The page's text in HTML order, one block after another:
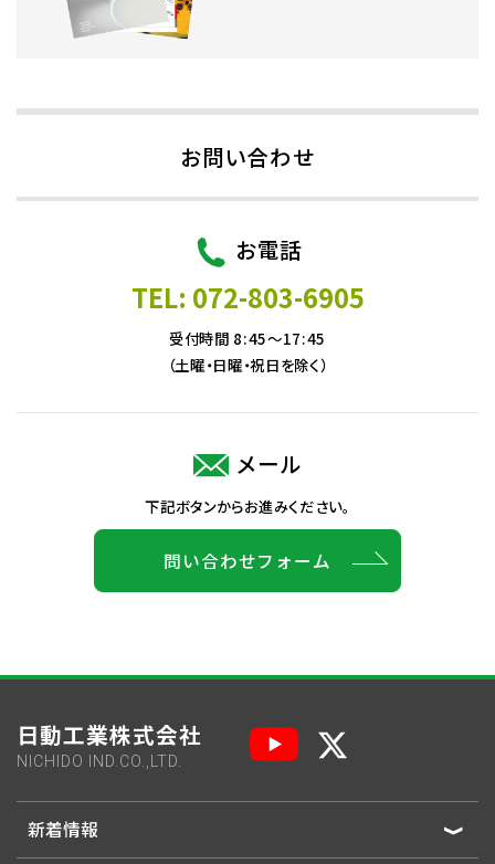
お問い合わせ
お電話
TEL: 072-803-6905
受付時間 8:45～17:45
（土曜・日曜・祝日を除く）
メール
下記ボタンからお進みください。
問い合わせフォーム
日動工業株式会社
NICHIDO IND.CO.,LTD.
新着情報